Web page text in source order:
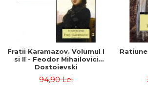
Fratii Karamazov. Volumul I
si II - Feodor Mihailovici
Dostoievski
94,90 Lei